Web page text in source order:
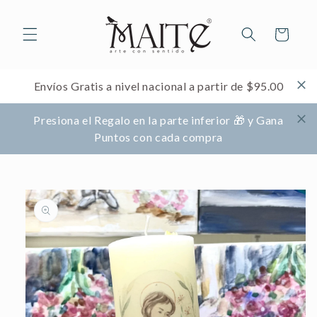
al contenido
Carrito
Envíos Gratis a nivel nacional a partir de $95.00
Presiona el Regalo en la parte inferior 🎁 y Gana
Puntos con cada compra
directamente
a la
información
del producto